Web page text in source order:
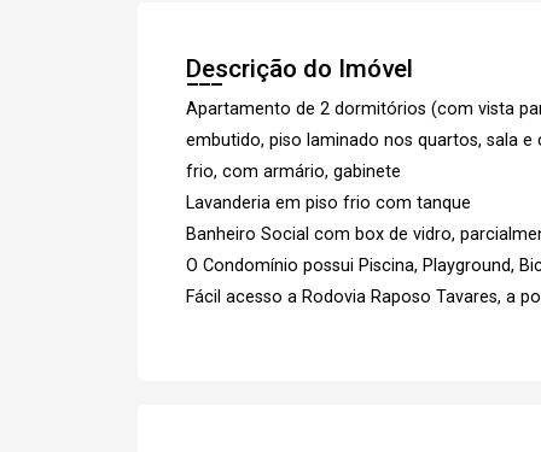
Descrição do Imóvel
Apartamento de 2 dormitórios (com vista
embutido, piso laminado nos quartos, sala
frio, com armário, gabinete
Lavanderia em piso frio com tanque
Banheiro Social com box de vidro,
O Condomínio possui Piscina, Playground,
Fácil acesso a Rodovia Raposo Tavares, a